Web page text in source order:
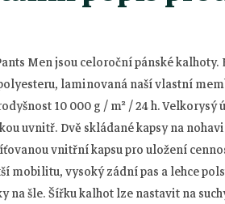
Men jsou celoroční pánské kalhoty.
laminovaná naší vlastní
10 000 g / m² / 24 h.Velkorysý
uvnitř. Dvě skládané kapsy na
vnitřní kapsu pro uložení
mobilitu, vysoký zádní pas a lehce
na šle.Šířku kalhot lze nastavit na